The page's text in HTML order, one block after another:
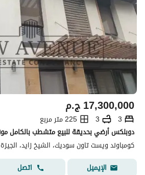
ج.م17,300,000
3
3
225 متر مربع
كومباوند ويست تاون سوديك، الشيخ زايد، الجيزة
الإيميل
اتصل